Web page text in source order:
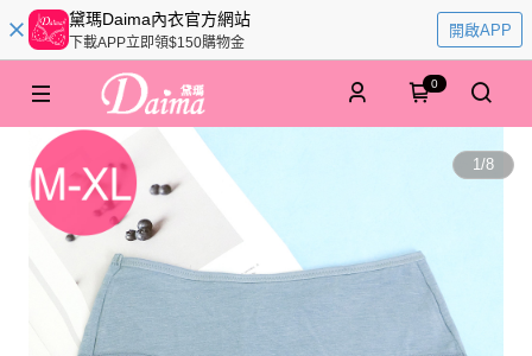
黛瑪Daima內衣官方網站
下載APP立即領$150購物金
開啟APP
0
1/8